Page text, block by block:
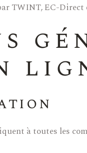
TWINT, EC-Direct
à toutes les